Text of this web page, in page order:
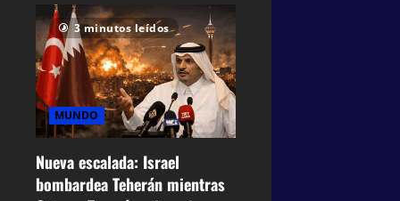
3 minutos leídos
MUNDO
Nueva escalada: Israel
bombardea Teherán mientras